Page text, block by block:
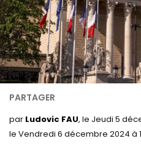
par Ludovic FAU, le Jeudi 5
le Vendredi 6 décembre 2024 à